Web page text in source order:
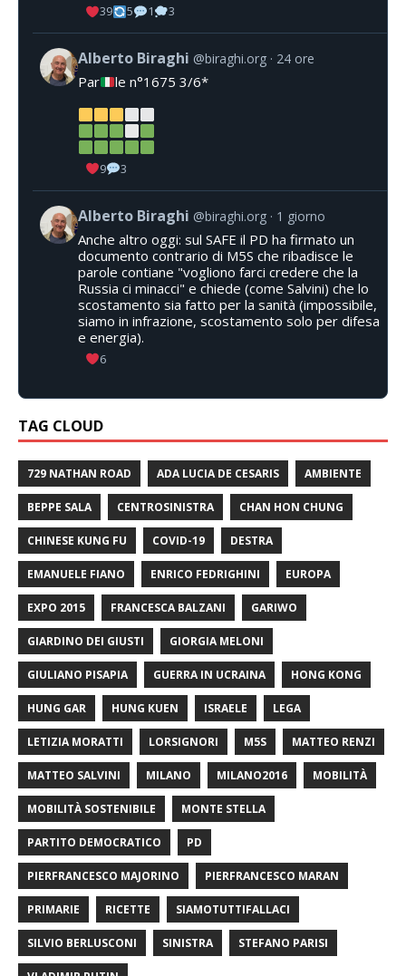
39 5 1 3
Alberto Biraghi @biraghi.org 24 ore
Par le n°1675 3/6*
9 3
Alberto Biraghi @biraghi.org 1 giorno
Anche altro oggi: sul SAFE il PD ha firmato un
documento contrario di M5S che ribadisce le
parole contiane "vogliono farci credere che la
Russia ci minacci" e chiede (come Salvini) che lo
scostamento sia fatto per la sanità (impossibile,
siamo in infrazione, scostamento solo per difesa
e energia).
6
TAG CLOUD
729 NATHAN ROAD ADA LUCIA DE CESARIS AMBIENTE
BEPPE SALA CENTROSINISTRA CHAN HON CHUNG
CHINESE KUNG FU COVID-19 DESTRA
EMANUELE FIANO ENRICO FEDRIGHINI EUROPA
EXPO 2015 FRANCESCA BALZANI GARIWO
GIARDINO DEI GIUSTI GIORGIA MELONI
GIULIANO PISAPIA GUERRA IN UCRAINA HONG KONG
HUNG GAR HUNG KUEN ISRAELE LEGA
LETIZIA MORATTI LORSIGNORI M5S MATTEO RENZI
MATTEO SALVINI MILANO MILANO2016 MOBILITÀ
MOBILITÀ SOSTENIBILE MONTE STELLA
PARTITO DEMOCRATICO PD
PIERFRANCESCO MAJORINO PIERFRANCESCO MARAN
PRIMARIE RICETTE SIAMOTUTTIFALLACI
SILVIO BERLUSCONI SINISTRA STEFANO PARISI